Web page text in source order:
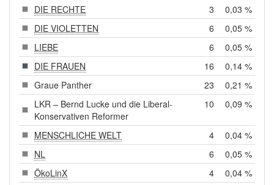
DIE RECHTE
3
0,03 %
DIE VIOLETTEN
6
0,05 %
LIEBE
6
0,05 %
DIE FRAUEN
16
0,14 %
Graue Panther
23
0,21 %
LKR – Bernd Lucke und die Liberal-
Konservativen Reformer
10 0,09 %
MENSCHLICHE WELT 4
0,04 %
NL
6
0,05 %
ÖkoLinX
4
0,04 %